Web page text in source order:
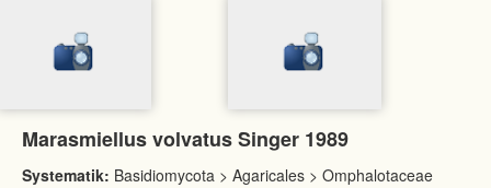
Marasmiellus volvatus Singer 1989
Systematik: Basidiomycota > Agaricales > Omphalotaceae